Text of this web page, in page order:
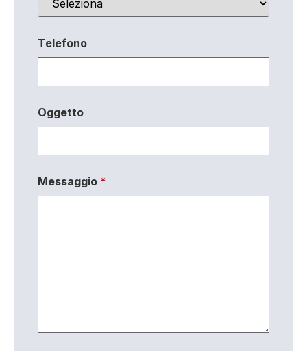
Telefono
Oggetto
Messaggio *